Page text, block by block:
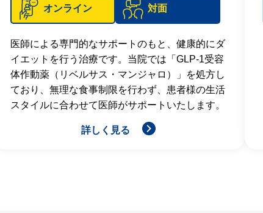
オンライン 対面
医師による専門的なサポートのもと、健康的にダ
イエットを行う治療です。当院では「GLP-1受容
体作動薬（リベルサス・マンジャロ）」を処方し
ており、無理な食事制限を行わず、患者様の生活
スタイルに合わせて医師がサポートいたします。
詳しく見る